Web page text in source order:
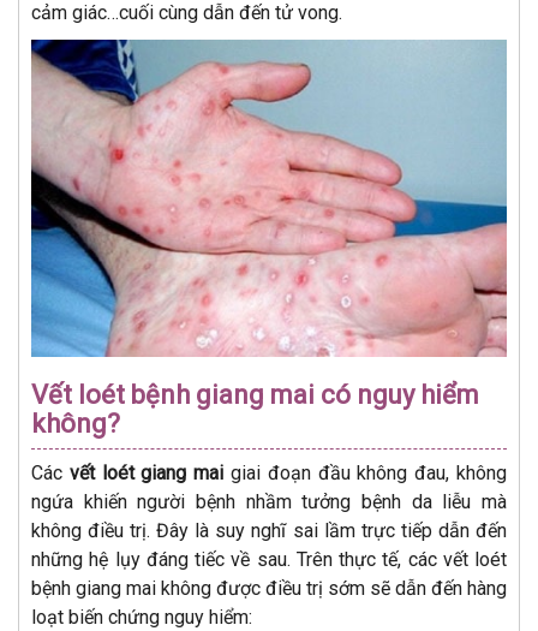
cảm giác…cuối cùng dẫn đến tử vong.
Vết loét bệnh giang mai có nguy hiểm
không?
Các vết loét giang maigiai đoạn đầu không đau, không
ngứa khiến người bệnh nhầm tưởng bệnh da liễu mà
không điều trị. Đây là suy nghĩ sai lầm trực tiếp dẫn đến
những hệ lụy đáng tiếc về sau. Trên thực tế, các vết loét
bệnh giang mai không được điều trị sớm sẽ dẫn đến hàng
loạt biến chứng nguy hiểm: